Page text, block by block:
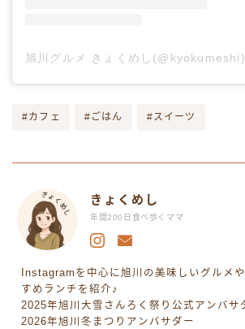
#カフェ #ごはん #スイーツ
きょくめし
年間200日食べ歩くママ
Instagramを中心に旭川の美味しいグルメ
すめランチを紹介♪
2025年旭川大雪さんろく祭り公式アンバサ
2026年旭川冬まつりアンバサダー